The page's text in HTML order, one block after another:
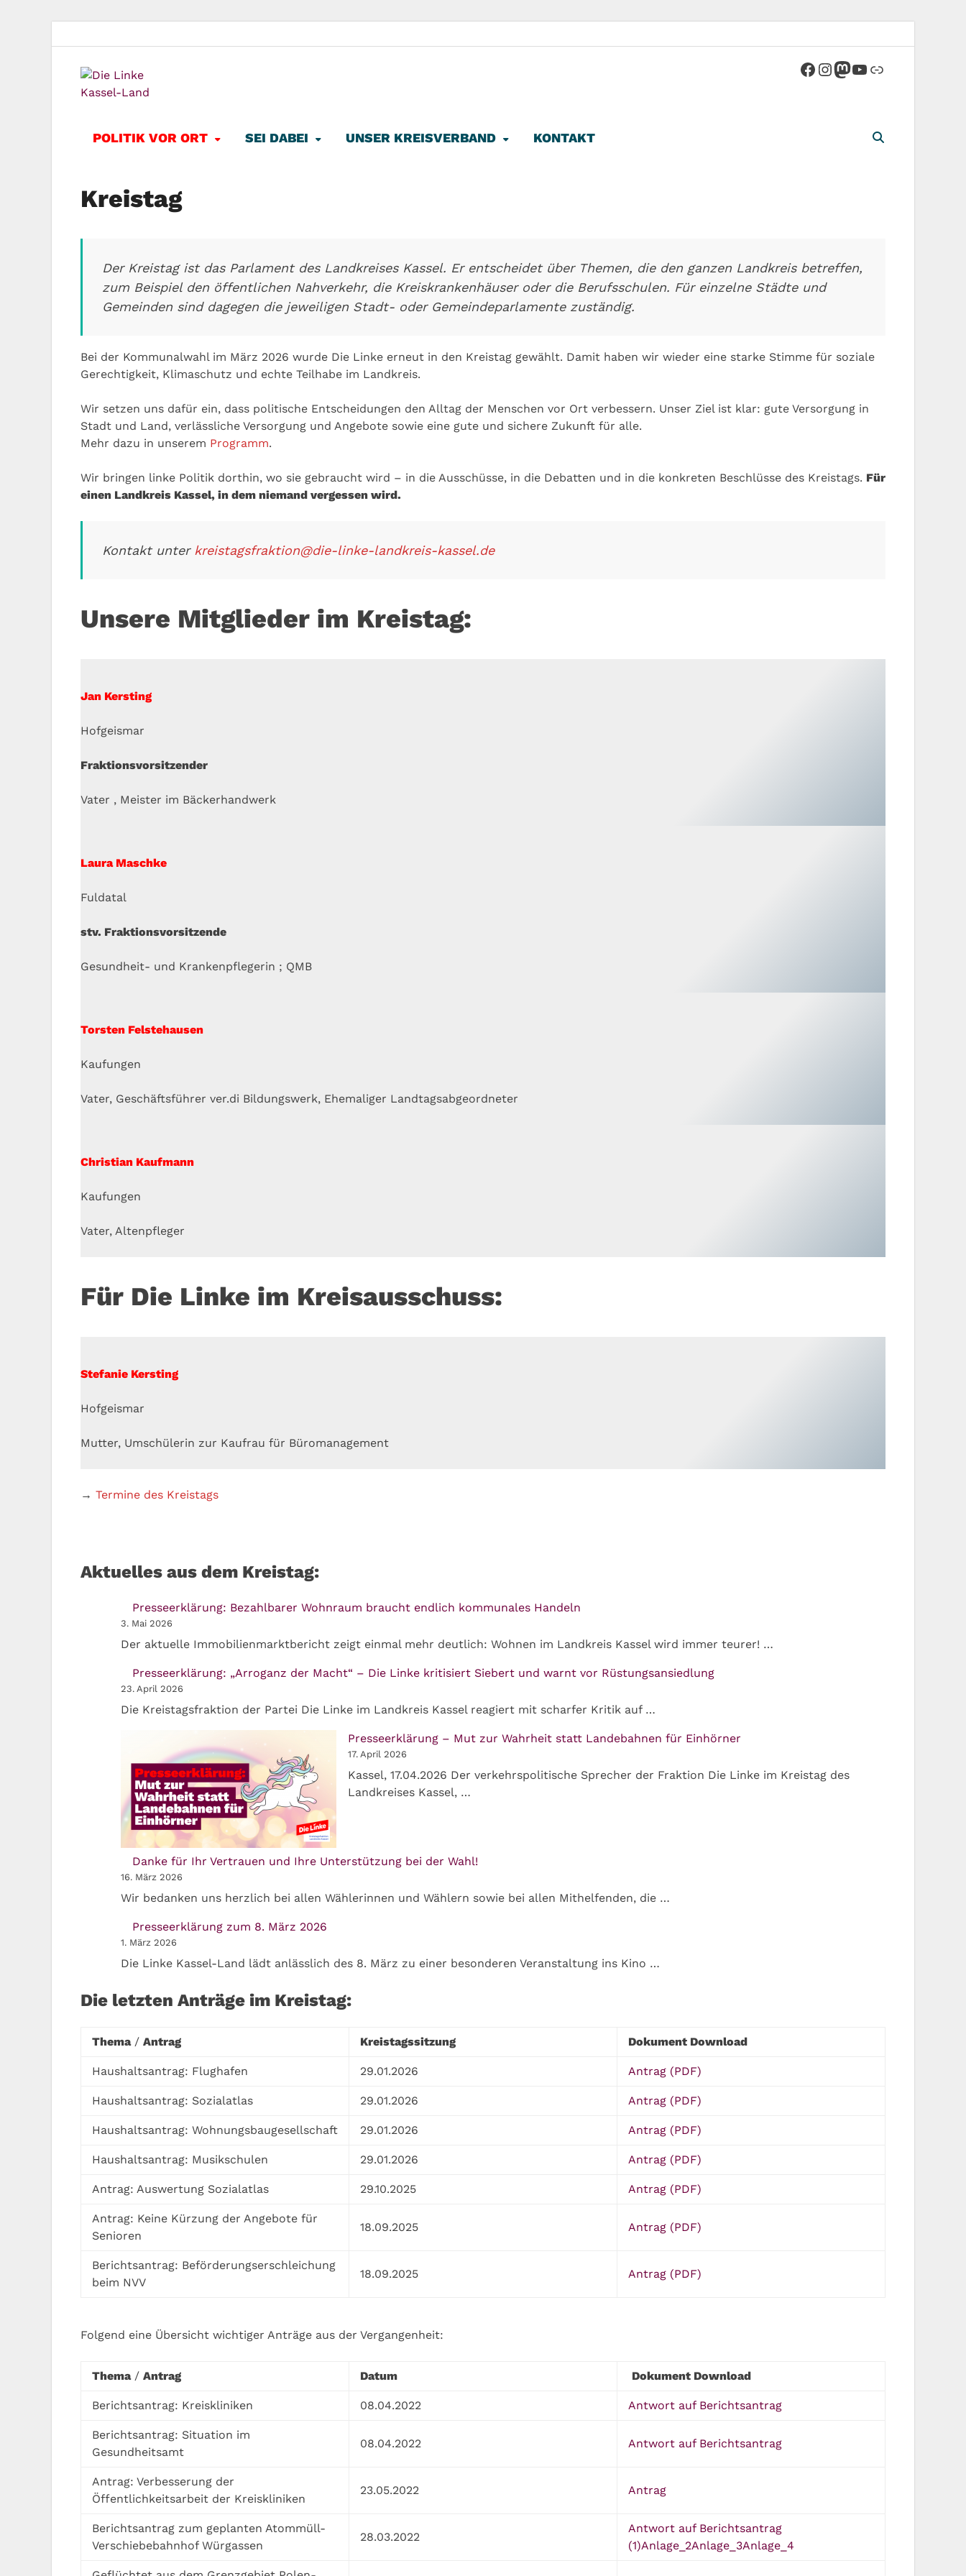
POLITIK VOR ORT SEI DABEI UNSER KREISVERBAND KONTAKT
Kreistag
Der Kreistag ist das Parlament des Landkreises Kassel. Er entscheidet über Themen, die den ganzen Landkreis betreffen,
zum Beispiel den öffentlichen Nahverkehr, die Kreiskrankenhäuser oder die Berufsschulen. Für einzelne Städte und
Gemeinden sind dagegen die jeweiligen Stadt- oder Gemeindeparlamente zuständig.
Bei der Kommunalwahl im März 2026 wurde Die Linke erneut in den Kreistag gewählt. Damit haben wir wieder eine starke Stimme für soziale
Gerechtigkeit, Klimaschutz und echte Teilhabe im Landkreis.
Wir setzen uns dafür ein, dass politische Entscheidungen den Alltag der Menschen vor Ort verbessern. Unser Ziel ist klar: gute Versorgung in
Stadt und Land, verlässliche Versorgung und Angebote sowie eine gute und sichere Zukunft für alle.
Mehr dazu in unserem Programm.
Wir bringen linke Politik dorthin, wo sie gebraucht wird – in die Ausschüsse, in die Debatten und in die konkreten Beschlüsse des Kreistags. Für
einen Landkreis Kassel, in dem niemand vergessen wird.
Kontakt unter kreistagsfraktion@die-linke-landkreis-kassel.de
Unsere Mitglieder im Kreistag:
Jan Kersting
Hofgeismar
Fraktionsvorsitzender
Vater , Meister im Bäckerhandwerk
Laura Maschke
Fuldatal
stv. Fraktionsvorsitzende
Gesundheit- und Krankenpflegerin ; QMB
Torsten Felstehausen
Kaufungen
Vater, Geschäftsführer ver.di Bildungswerk, Ehemaliger Landtagsabgeordneter
Christian Kaufmann
Kaufungen
Vater, Altenpfleger
Für Die Linke im Kreisausschuss:
Stefanie Kersting
Hofgeismar
Mutter, Umschülerin zur Kaufrau für Büromanagement
→ Termine des Kreistags
Aktuelles aus dem Kreistag:
Presseerklärung: Bezahlbarer Wohnraum braucht endlich kommunales Handeln
3. Mai 2026
Der aktuelle Immobilienmarktbericht zeigt einmal mehr deutlich: Wohnen im Landkreis Kassel wird immer teurer! …
Presseerklärung: „Arroganz der Macht“ – Die Linke kritisiert Siebert und warnt vor Rüstungsansiedlung
23. April 2026
Die Kreistagsfraktion der Partei Die Linke im Landkreis Kassel reagiert mit scharfer Kritik auf …
Presseerklärung – Mut zur Wahrheit statt Landebahnen für Einhörner
17. April 2026
Kassel, 17.04.2026 Der verkehrspolitische Sprecher der Fraktion Die Linke im Kreistag des
Landkreises Kassel, …
Danke für Ihr Vertrauen und Ihre Unterstützung bei der Wahl!
16. März 2026
Wir bedanken uns herzlich bei allen Wählerinnen und Wählern sowie bei allen Mithelfenden, die …
Presseerklärung zum 8. März 2026
1. März 2026
Die Linke Kassel-Land lädt anlässlich des 8. März zu einer besonderen Veranstaltung ins Kino …
Die letzten Anträge im Kreistag:
Thema/ Antrag Kreistagssitzung Dokument Download
Haushaltsantrag: Flughafen 29.01.2026 Antrag (PDF)
Haushaltsantrag: Sozialatlas 29.01.2026 Antrag (PDF)
Haushaltsantrag: Wohnungsbaugesellschaft 29.01.2026 Antrag (PDF)
Haushaltsantrag: Musikschulen 29.01.2026 Antrag (PDF)
Antrag: Auswertung Sozialatlas 29.10.2025 Antrag (PDF)
Antrag: Keine Kürzung der Angebote für
Senioren
18.09.2025 Antrag (PDF)
Berichtsantrag: Beförderungserschleichung
beim NVV
18.09.2025 Antrag (PDF)
Folgend eine Übersicht wichtiger Anträge aus der Vergangenheit:
Thema/ Antrag Datum Dokument Download
Berichtsantrag: Kreiskliniken 08.04.2022 Antwort auf Berichtsantrag
Berichtsantrag: Situation im
Gesundheitsamt
08.04.2022 Antwort auf Berichtsantrag
Antrag: Verbesserung der
Öffentlichkeitsarbeit der Kreiskliniken
23.05.2022 Antrag
Berichtsantrag zum geplanten Atommüll-
Verschiebebahnhof Würgassen
28.03.2022
Antwort auf Berichtsantrag
(1)Anlage_2Anlage_3Anlage_4